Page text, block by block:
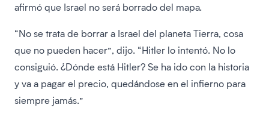
afirmó que Israel no será borrado del mapa.
“No se trata de borrar a Israel del planeta Tierra, cosa
que no pueden hacer”, dijo. “Hitler lo intentó. No lo
consiguió. ¿Dónde está Hitler? Se ha ido con la historia
y va a pagar el precio, quedándose en el infierno para
siempre jamás.”